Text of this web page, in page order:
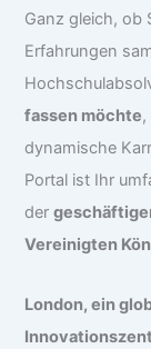
Ganz gleich, ob
Erfahrungen
fassen möchte,
dynamische
Portal ist Ihr
der
Vereinigten
London, ein